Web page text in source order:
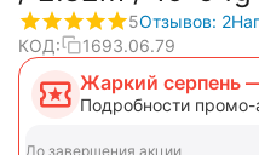
5Отзывов: 2
КОД:
1693.06.79
Жаркий серпень
Подробности промо-
До завершения акции